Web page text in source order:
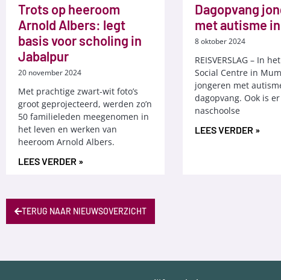
Trots op heeroom
Arnold Albers: legt
basis voor scholing in
Jabalpur
20 november 2024
Met prachtige zwart-wit foto’s
groot geprojecteerd, werden zo’n
50 familieleden meegenomen in
het leven en werken van
heeroom Arnold Albers.
LEES VERDER »
Dagopvang
met autisme
8 oktober 2024
REISVERSLAG – In
Social Centre in
jongeren met
dagopvang. Ook is
naschoolse
LEES VERDER »
TERUG NAAR NIEUWSOVERZICHT